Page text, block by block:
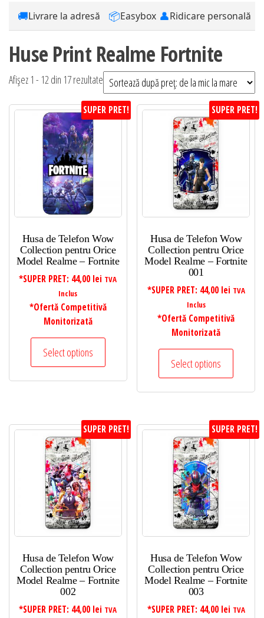
🚚Livrare la adresă 📦Easybox 👤Ridicare personală
Huse Print Realme Fortnite
Afișez 1 - 12 din 17 rezultate Sortat
după
preț:
SUPER PRET!
Husa de Telefon Wow
Collection pentru Orice
Model Realme – Fortnite
*SUPER PRET: 44,00 lei TVA
Inclus
*Ofertă Competitivă
Monitorizată
Select options
SUPER PRET!
Husa de Telefon Wow
Collection pentru Orice
Model Realme – Fortnite
001
*SUPER PRET: 44,00 lei TVA
Inclus
*Ofertă Competitivă
Monitorizată
Select options
SUPER PRET!
Husa de Telefon Wow
Collection pentru Orice
Model Realme – Fortnite
002
*SUPER PRET: 44,00 lei TVA
SUPER PRET!
Husa de Telefon Wow
Collection pentru Orice
Model Realme – Fortnite
003
*SUPER PRET: 44,00 lei TVA